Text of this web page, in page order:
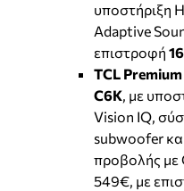
υποστήριξη
Adaptive
επιστροφή
TCL
C6K, με
Vision IQ,
subwoofer
προβολής με
549€, με